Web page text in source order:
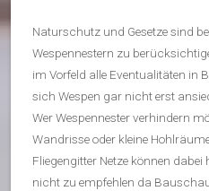
Naturschutz und Gesetze sind
Wespennestern zu
im Vorfeld alle Eventualitäten in
sich Wespen gar nicht erst
Wer Wespennester verhindern
Wandrisse oder kleine
Fliegengitter Netze können
nicht zu empfehlen da